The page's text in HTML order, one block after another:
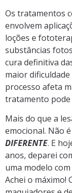
Os tratamentos
envolvem
loções e
substâncias
cura definitiva
maior
processo afeta
tratamento pode
Mais do que a
emocional. Não
DIFERENTE. E
anos, deparei
uma modelo com
Achei o máximo!